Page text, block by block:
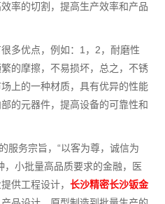
率的切割，提高生产效率和产品
多优点，例如：1，2，耐磨性
的摩擦，不易损坏，总之，不锈
上的一种材质，具有优异的性能
的元器件，提高设备的可靠性和
服务宗旨，“以客为尊，诚信为
，小批量高品质要求的金融，医
供工程设计，长沙精密长沙钣金